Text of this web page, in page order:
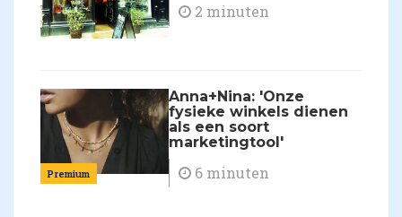
2 minuten
Premium
Anna+Nina: 'Onze
fysieke winkels dienen
als een soort
marketingtool'
6 minuten